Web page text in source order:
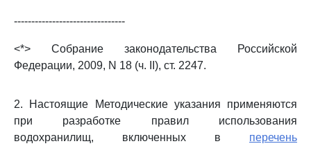
--------------------------------
<*> Собрание законодательства Российской
Федерации, 2009, N 18 (ч. II), ст. 2247.
2. Настоящие Методические указания применяются
при разработке правил использования
водохранилищ, включенных в перечень